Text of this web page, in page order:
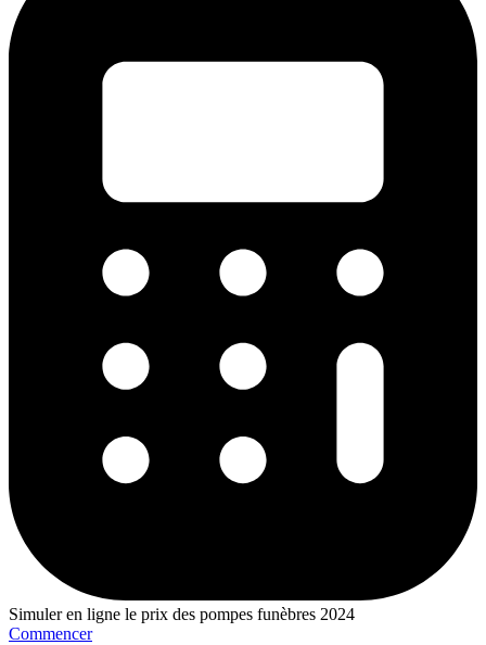
Simuler en ligne le prix des pompes funèbres 2024
Commencer